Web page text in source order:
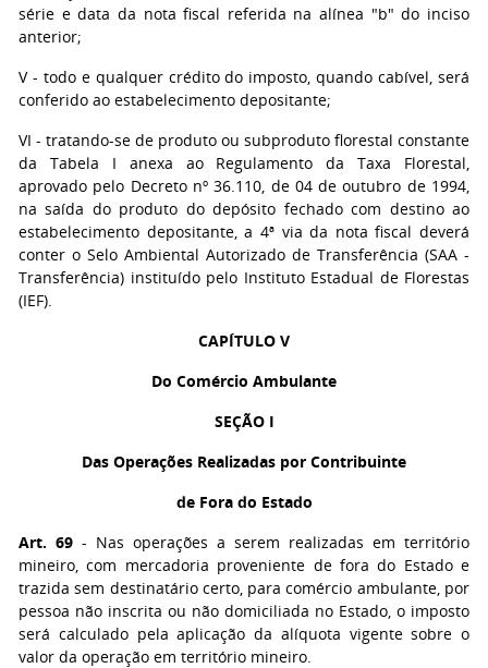
série e data da nota fiscal referida na alínea "b" do inciso
anterior;
V- todo e qualquer crédito do imposto, quando cabível, será
conferido ao estabelecimento depositante;
VI - tratando-se de produto ou subproduto florestal constante
da Tabela I anexa ao Regulamento da Taxa Florestal,
aprovado pelo Decreto nº 36.110, de 04 de outubro de 1994,
na saída do produto do depósito fechado com destino ao
estabelecimento depositante, a 4ª via da nota fiscal deverá
conter o Selo Ambiental Autorizado de Transferência (SAA -
Transferência) instituído pelo Instituto Estadual de Florestas
(IEF).
CAPÍTULO V
Do Comércio Ambulante
SEÇÃO I
Das Operações Realizadas por Contribuinte
de Fora do Estado
Art. 69 - Nas operações a serem realizadas em território
mineiro, com mercadoria proveniente de fora do Estado e
trazida sem destinatário certo, para comércio ambulante, por
pessoa não inscrita ou não domiciliada no Estado, o imposto
será calculado pela aplicação da alíquota vigente sobre o
valor da operação em território mineiro.